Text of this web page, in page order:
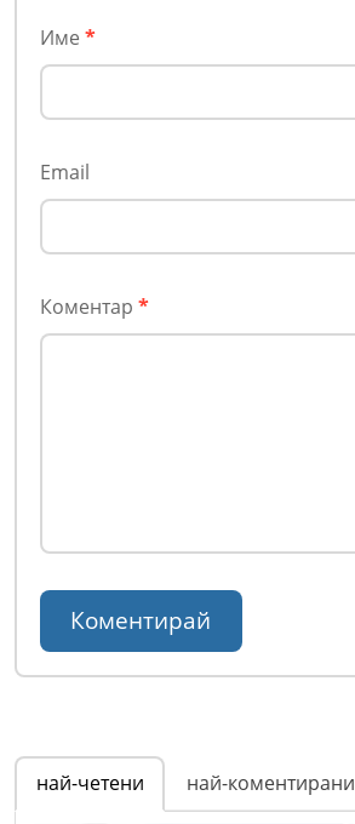
Име *
Email
Коментар *
най-четени най-коментирани